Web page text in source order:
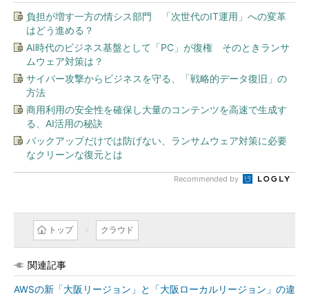
負担が増す一方の情シス部門 「次世代のIT運用」への変革
はどう進める？
AI時代のビジネス基盤として「PC」が復権 そのときランサ
ムウェア対策は？
サイバー攻撃からビジネスを守る、「戦略的データ復旧」の
方法
商用利用の安全性を確保し大量のコンテンツを高速で生成す
る、AI活用の秘訣
バックアップだけでは防げない、ランサムウェア対策に必要
なクリーンな復元とは
Recommended by
トップ クラウド
関連記事
AWSの新「大阪リージョン」と「大阪ローカルリージョン」の違